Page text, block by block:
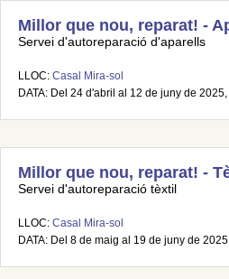
Millor que nou, reparat! -
Servei d'autoreparació d'aparells
LLOC: Casal Mira-sol
DATA: Del 24 d'abril al 12 de juny de
Millor que nou, reparat! -
Servei d'autoreparació tèxtil
LLOC: Casal Mira-sol
DATA: Del 8 de maig al 19 de juny de